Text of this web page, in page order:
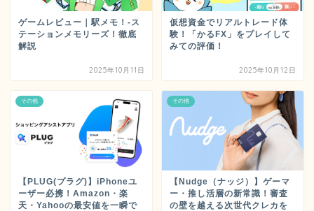
ゲームレビュー｜駅メモ！-ス
テーションメモリーズ！徹底
解説
2025年10月11日
仮想資金でリアルトレード体
験！「かるFX」をプレイして
みての評価！
2025年10月12日
その他
【PLUG(プラグ)】iPhoneユ
ーザー必携！Amazon・楽
天・Yahooの最安値を一瞬で
その他
【Nudge（ナッジ）】ゲーマ
ー・推し活層の新常識！審査
の壁を越える次世代クレカを